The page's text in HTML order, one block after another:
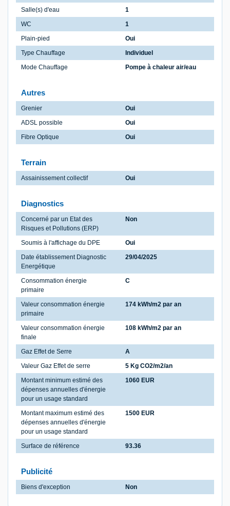
Salle(s) d'eau
1
WC
1
Plain-pied
Oui
Type Chauffage
Individuel
Mode Chauffage
Pompe à chaleur air/eau
Autres
Grenier
Oui
ADSL possible
Oui
Fibre Optique
Oui
Terrain
Assainissement collectif Oui
Diagnostics
Concerné par un Etat des
Risques et Pollutions (ERP)
Non
Soumis à l'affichage du DPE
Oui
Date établissement Diagnostic
Energétique
29/04/2025
Consommation énergie
primaire
C
Valeur consommation énergie
primaire
174 kWh/m2 par an
Valeur consommation énergie
finale
108 kWh/m2 par an
Gaz Effet de Serre
A
Valeur Gaz Effet de serre
5 Kg CO2/m2/an
Montant minimum estimé des
dépenses annuelles d'énergie
pour un usage standard
1060 EUR
Montant maximum estimé des
dépenses annuelles d'énergie
pour un usage standard
1500 EUR
Surface de référence 93.36
Publicité
Biens d'exception Non